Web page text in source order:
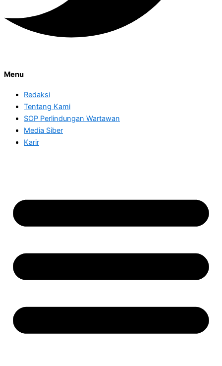
Menu
Redaksi
Tentang Kami
SOP Perlindungan Wartawan
Media Siber
Karir